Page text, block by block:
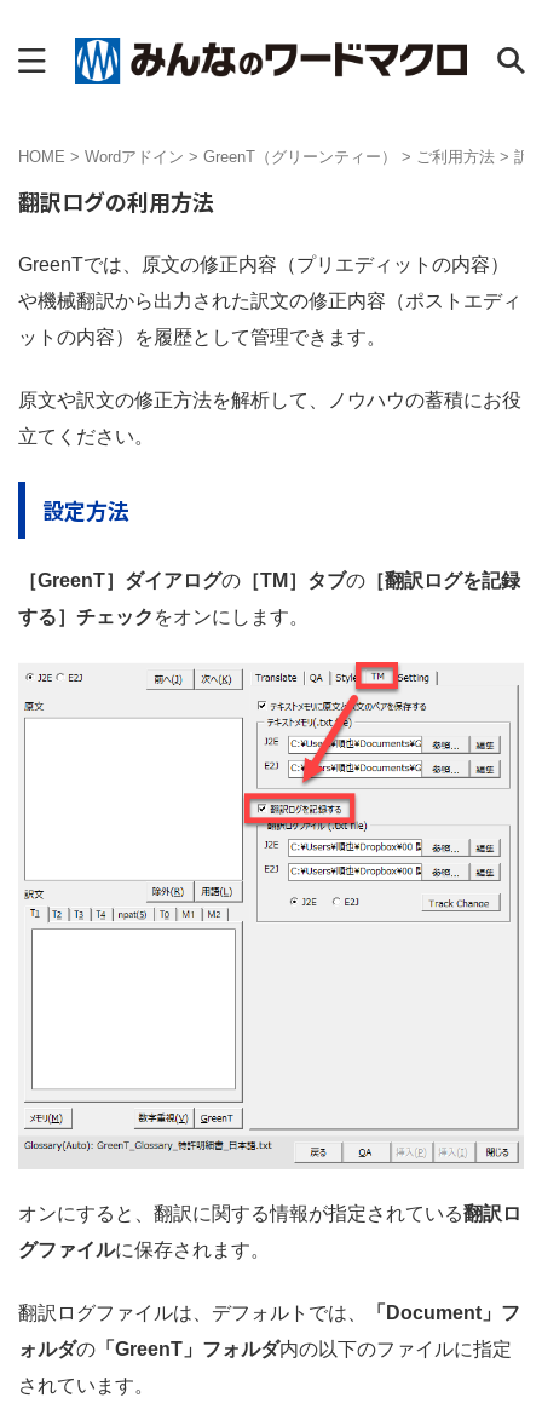
HOME > Wordアドイン > GreenT（グリーンティー） > ご利用方法 > 訳
翻訳ログの利用方法
GreenTでは、原文の修正内容（プリエディットの内容）
や機械翻訳から出力された訳文の修正内容（ポストエディ
ットの内容）を履歴として管理できます。
原文や訳文の修正方法を解析して、ノウハウの蓄積にお役
立てください。
設定方法
［GreenT］ダイアログの ［TM］タブの ［翻訳ログを記録
する］チェック をオンにします。
オンにすると、翻訳に関する情報が指定されている翻訳ロ
グファイルに保存されます。
翻訳ログファイルは、デフォルトでは、
「Document」フ
ォルダの 「GreenT」フォルダ内の以下のファイルに指定
されています。